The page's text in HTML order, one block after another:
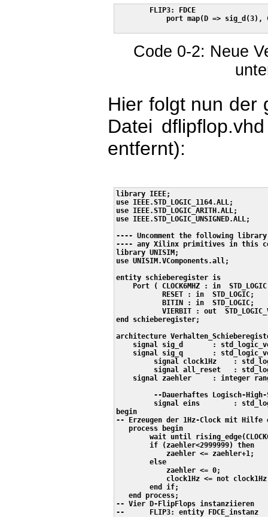
Code 0-2: Neue
Hier folgt nun der
Datei
entfernt):
library IEEE;
use IEEE.STD_LOGIC_1164.ALL;
use IEEE.STD_LOGIC_ARITH.ALL;
use IEEE.STD_LOGIC_UNSIGNED.ALL;
---- Uncomment the following
---- any Xilinx primitives in this
library UNISIM;
use UNISIM.VComponents.all;
entity schieberegister is
Port ( CLOCK6MHZ : in
           RESET : in  STD_LOGIC;
           BITIN : in  STD_LOGIC;
VIERBIT : out
end schieberegister;
architecture
signal sig_d       :
signal sig_q       :
signal zaehler     : integer
begin
-- Erzeugen der 1Hz-Clock mit Hilfe
   process begin
wait until
        if (zaehler<2999999) then
            zaehler <= zaehler+1;
        else
            zaehler <= 0;
clock1Hz <= not
        end if;
   end process;
-- Vier D-FlipFlops instanziieren
--	FLIP3: entity FDCE_instanz